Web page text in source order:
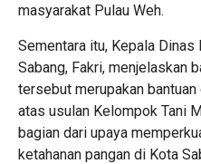
masyarakat Pulau Weh.
Sementara itu, Kepala Dinas
Sabang, Fakri, menjelaskan
tersebut merupakan
atas usulan Kelompok Tani
bagian dari upaya
ketahanan pangan di Kota